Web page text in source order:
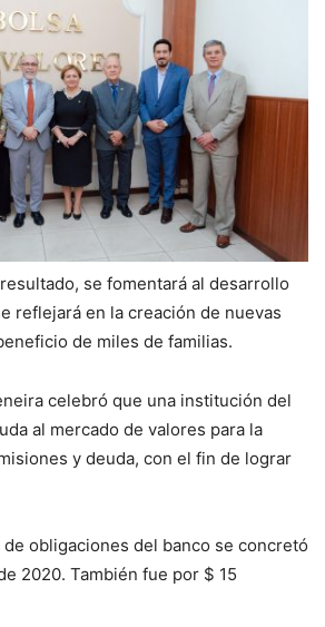
se fomentará al desarrollo
reflejará en la creación de nuevas
de miles de familias.
celebró que una institución del
al mercado de valores para la
y deuda, con el fin de lograr
obligaciones del banco se concretó
2020. También fue por $ 15